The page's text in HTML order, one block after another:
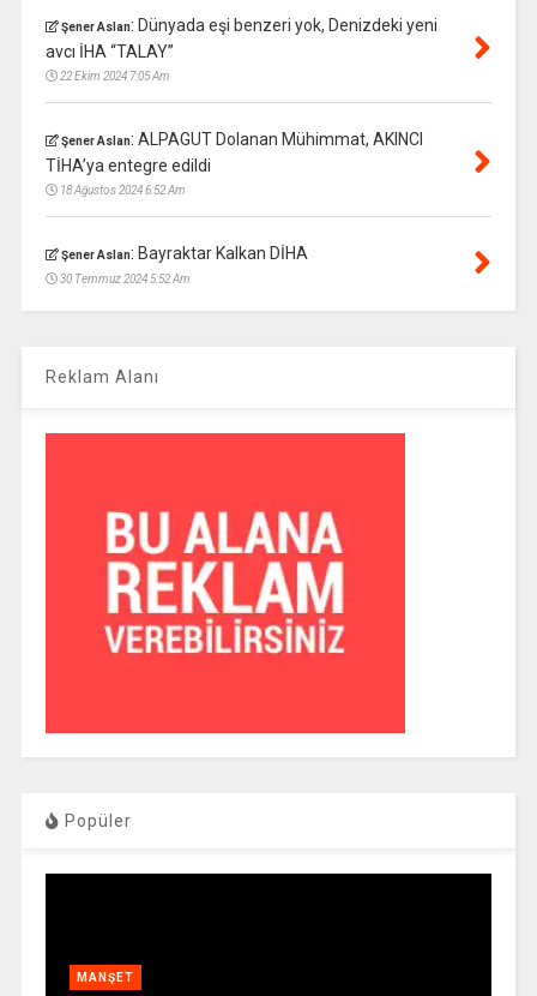
Şener Aslan: Dünyada eşi benzeri yok, Denizdeki yeni
avcı İHA “TALAY”
22 Ekim 2024 7:05 Am
Şener Aslan: ALPAGUT Dolanan Mühimmat, AKINCI
TİHA’ya entegre edildi
18 Ağustos 2024 6:52 Am
Şener Aslan: Bayraktar Kalkan DİHA
30 Temmuz 2024 5:52 Am
Reklam Alanı
Popüler
MANŞET